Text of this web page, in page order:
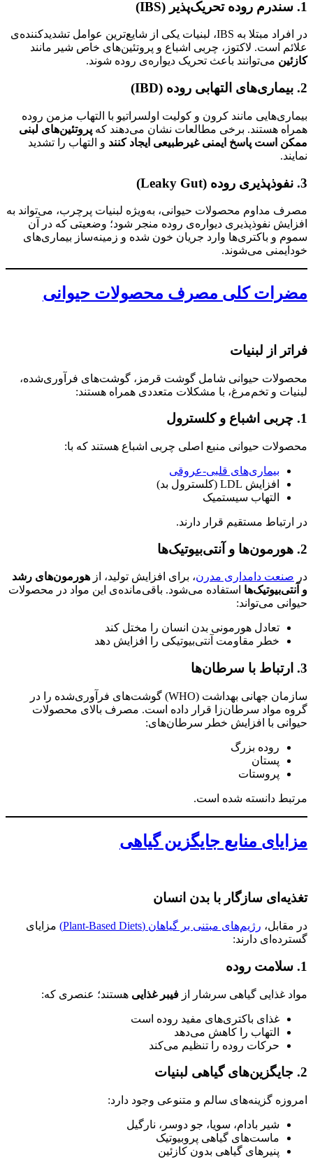
1. سندرم روده تحریک‌پذیر (IBS)
در افراد مبتلا به IBS، لبنیات یکی از شایع‌ترین عوامل تشدیدکننده‌ی
علائم است. لاکتوز، چربی اشباع و پروتئین‌های خاص شیر مانند
کازئین می‌توانند باعث تحریک دیواره‌ی روده شوند.
2. بیماری‌های التهابی روده (IBD)
بیماری‌هایی مانند کرون و کولیت اولسراتیو با التهاب مزمن روده
همراه هستند. برخی مطالعات نشان می‌دهند که پروتئین‌های لبنی
ممکن است پاسخ ایمنی غیرطبیعی ایجاد کنند و التهاب را تشدید
نمایند.
3. نفوذپذیری روده (Leaky Gut)
مصرف مداوم محصولات حیوانی، به‌ویژه لبنیات پرچرب، می‌تواند به
افزایش نفوذپذیری دیواره‌ی روده منجر شود؛ وضعیتی که در آن
سموم و باکتری‌ها وارد جریان خون شده و زمینه‌ساز بیماری‌های
خودایمنی می‌شوند.
مضرات کلی مصرف محصولات حیوانی
فراتر از لبنیات
محصولات حیوانی شامل گوشت قرمز، گوشت‌های فرآوری‌شده،
لبنیات و تخم‌مرغ، با مشکلات متعددی همراه هستند:
1. چربی اشباع و کلسترول
محصولات حیوانی منبع اصلی چربی اشباع هستند که با:
بیماری‌های قلبی-عروقی
افزایش LDL (کلسترول بد)
التهاب سیستمیک
در ارتباط مستقیم قرار دارند.
2. هورمون‌ها و آنتی‌بیوتیک‌ها
در صنعت دامداری مدرن، برای افزایش تولید، از هورمون‌های رشد
و آنتی‌بیوتیک‌ها استفاده می‌شود. باقی‌مانده‌ی این مواد در محصولات
حیوانی می‌تواند:
تعادل هورمونی بدن انسان را مختل کند
خطر مقاومت آنتی‌بیوتیکی را افزایش دهد
3. ارتباط با سرطان‌ها
سازمان جهانی بهداشت (WHO) گوشت‌های فرآوری‌شده را در
گروه مواد سرطان‌زا قرار داده است. مصرف بالای محصولات
حیوانی با افزایش خطر سرطان‌های:
روده بزرگ
پستان
پروستات
مرتبط دانسته شده است.
مزایای منابع جایگزین گیاهی
تغذیه‌ای سازگار با بدن انسان
در مقابل، رژیم‌های مبتنی بر گیاهان (Plant-Based Diets)
مزایای
گسترده‌ای دارند:
1. سلامت روده
مواد غذایی گیاهی سرشار از فیبر غذایی هستند؛ عنصری که:
غذای باکتری‌های مفید روده است
التهاب را کاهش می‌دهد
حرکات روده را تنظیم می‌کند
2. جایگزین‌های گیاهی لبنیات
امروزه گزینه‌های سالم و متنوعی وجود دارد:
شیر بادام، سویا، جو دوسر، نارگیل
ماست‌های گیاهی پروبیوتیک
پنیرهای گیاهی بدون کازئین